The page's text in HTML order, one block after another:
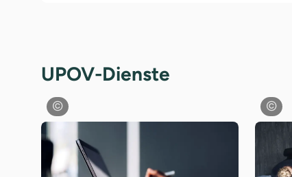
UPOV-Dienste